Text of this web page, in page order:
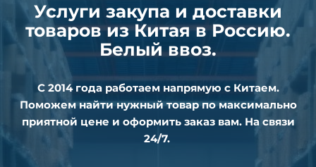
Услуги закупа и доставки
товаров из Китая в Россию.
Белый ввоз.
С 2014 года работаем напрямую с Китаем.
Поможем найти нужный товар по максимально
приятной цене и оформить заказ вам. На связи
24/7.